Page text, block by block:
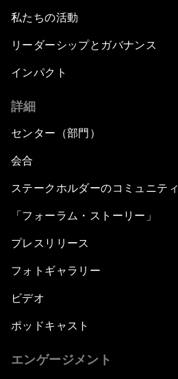
私たちの活動
リーダーシップとガバナンス
インパクト
詳細
センター（部門）
会合
ステークホルダーのコミュニティ
「フォーラム・ストーリー」
プレスリリース
フォトギャラリー
ビデオ
ポッドキャスト
エンゲージメント